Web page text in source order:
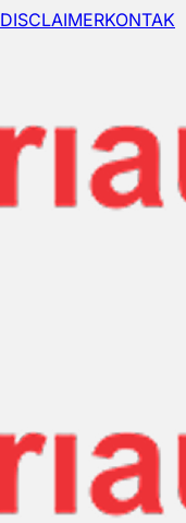
DISCLAIMERKONTAK